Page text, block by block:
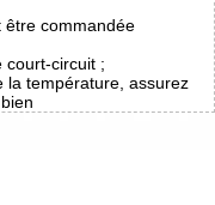
être commandée
court-circuit ;
la température, assurez